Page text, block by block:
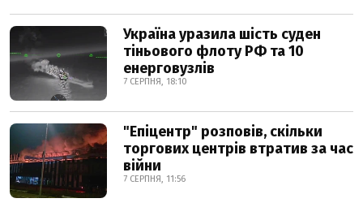
Україна уразила шість суден
тіньового флоту РФ та 10
енерговузлів
7 СЕРПНЯ, 18:10
"Епіцентр" розповів, скільки
торгових центрів втратив за час
війни
7 СЕРПНЯ, 11:56